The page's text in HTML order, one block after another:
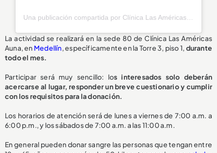
La actividad se realizará en la sede 80 de Clínica Las Américas
Auna, en Medellín, específicamente en la Torre 3, piso 1, durante
todo el mes.
Participar será muy sencillo: los interesados solo deberán
acercarse al lugar, responder un breve cuestionario y cumplir
con los requisitos para la donación.
Los horarios de atención será de lunes a viernes de 7:00 a.m. a
6:00 p.m., y los sábados de 7:00 a.m. a las 11:00 a.m.
En general pueden donar sangre las personas que tengan entre